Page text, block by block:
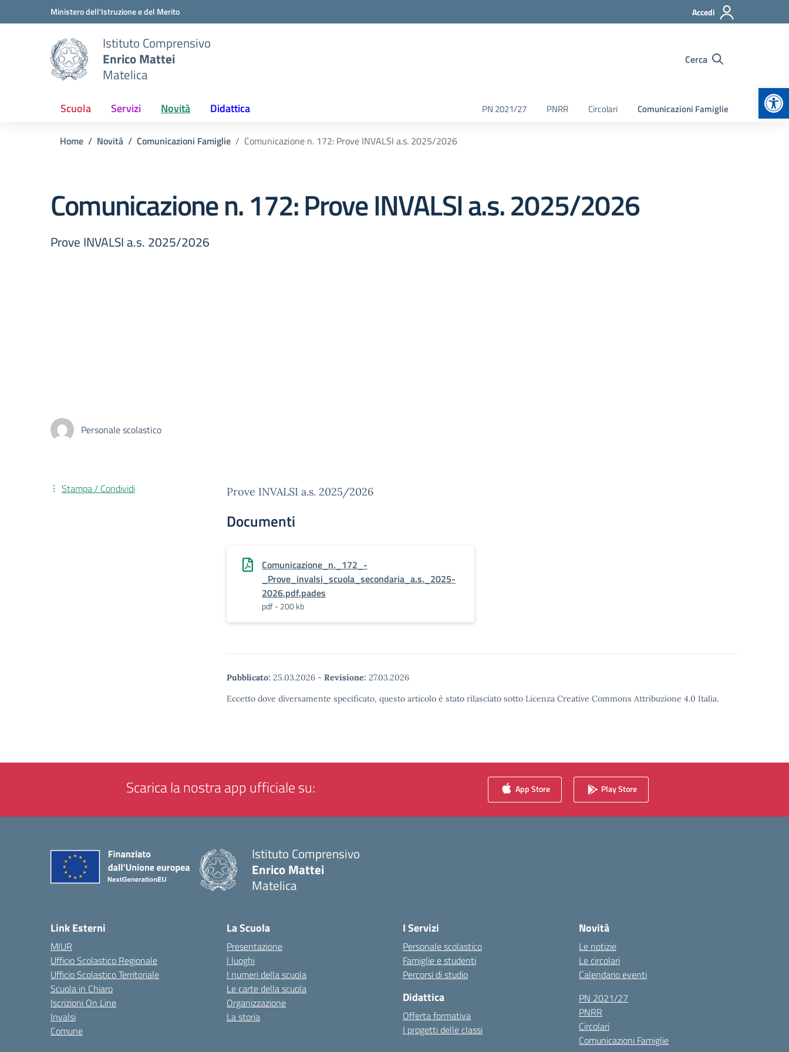
Vai ai contenuti
Vai al menu di navigazioneMinistero dell'Istruzione e del Merito Accedi
Istituto Comprensivo
Enrico Mattei
Matelica
Cerca
Scuola Servizi Novità Didattica PN 2021/27 PNRR Circolari Comunicazioni Famiglie
Home Novità Comunicazioni Famiglie Comunicazione n. 172: Prove INVALSI a.s. 2025/2026
Comunicazione n. 172: Prove INVALSI a.s. 2025/2026
Prove INVALSI a.s. 2025/2026
Personale scolastico
Prove INVALSI a.s. 2025/2026
Documenti
Comunicazione_n._172_-
_Prove_invalsi_scuola_secondaria_a.s._2025-
2026.pdf.pades
pdf - 200 kb
Pubblicato: 25.03.2026 - Revisione: 27.03.2026
Eccetto dove diversamente specificato, questo articolo è stato rilasciato sotto Licenza Creative Commons Attribuzione 4.0 Italia.
Stampa / Condividi
Scarica la nostra app ufficiale su: App Store Play Store
Istituto Comprensivo
Enrico Mattei
Matelica
Link Esterni
MIUR
Ufficio Scolastico Regionale
Ufficio Scolastico Territoriale
Scuola in Chiaro
Iscrizioni On Line
Invalsi
Comune
La Scuola
Presentazione
I luoghi
I numeri della scuola
Le carte della scuola
Organizzazione
La storia
I Servizi
Personale scolastico
Famiglie e studenti
Percorsi di studio
Didattica
Offerta formativa
I progetti delle classi
Novità
Le notizie
Le circolari
Calendario eventi
PN 2021/27
PNRR
Circolari
Comunicazioni Famiglie